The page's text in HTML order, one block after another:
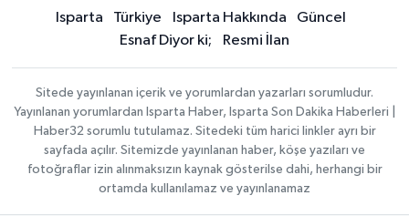
Isparta Türkiye Isparta Hakkında
Güncel
Esnaf Diyor ki;
Resmi İlan
Sitede yayınlanan içerik ve yorumlardan yazarları sorumludur.
Yayınlanan yorumlardan Isparta Haber, Isparta Son Dakika Haberleri |
Haber32 sorumlu tutulamaz. Sitedeki tüm harici linkler ayrı bir
sayfada açılır. Sitemizde yayınlanan haber, köşe yazıları ve
fotoğraflar izin alınmaksızın kaynak gösterilse dahi, herhangi bir
ortamda kullanılamaz ve yayınlanamaz